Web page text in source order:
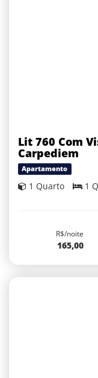
Lit 760 Com
Carpediem
Apartamento
1 Quarto 1
R$/noite
165,00